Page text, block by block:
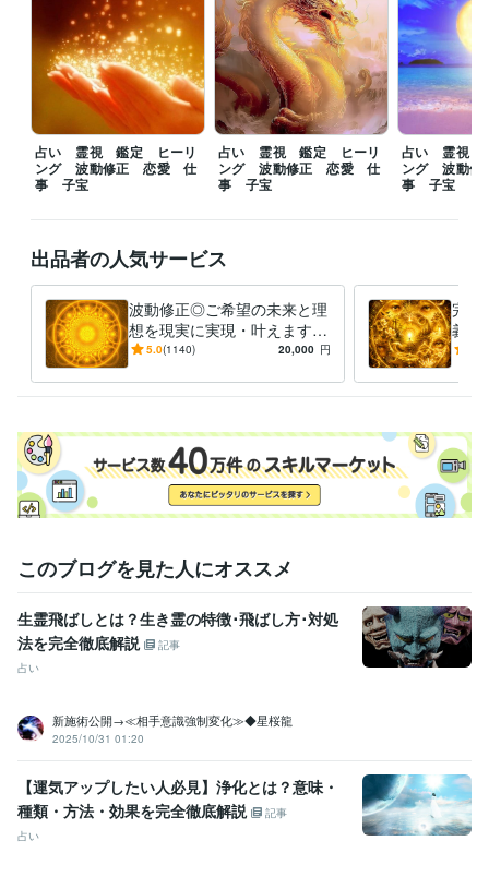
✿当日中など、お急ぎの方は、【特急便】オプションの追加をお願いし
ます。
第一最優先で鑑定及び施術をさせていただきます。
ぜひご気軽にご依頼、貴重なるご縁をいただけますと幸いです。
━━
たくさんの評価コメントをいただきありがとうございます。前向きなお
気持ちや決意を記載された方、温かいメッセージを記載して下さった方
が、１日も早く理想の現実実現を迎えられるように定期的にご支援をし
ています。焦らず一歩ずつ前進されて下さい。全力でご助言をさせてい
ご覧になっていただけますと幸いです♪
経験職種
ライフスタイル・その他 / 占い師 経験年数 : 24年
ライフスタイル・その他 / マッサージ師・セラピスト
経験年数 : 21
年
ライフスタイル・その他 / アドバイザー 経験年数 : 18年
職歴
株式会社ココナラ 2023年4月 ~ 現在
株式会社ココナラ 2023年5月 ~ 現在
株式会社ココナラ 2023年9月 ~ 現在
株式会社ココナラ
株式会社ココナラ 2024年3月 ~ 現在
株式会社ココナラ 2024年6月 ~ 現在
株式会社ココナラ 2024年9月 ~ 現在
株式会社ココナラ
株式会社ココナラ 2025年6月 ~ 現在
株式会社ココナラ
株式会社ココナラ 2026年2月 ~ 現在
株式会社ココナラ 2026年6月 ~ 現在
受賞歴
占い鑑定業が社会に与えるインパクトと経済効果について
占い 霊視 鑑定 ヒーリ
ング 波動修正 恋愛 仕
事 子宝
占い 霊視 鑑定 ヒーリ
ング 波動修正 恋愛 仕
事 子宝
占い 霊視
ング 波動
事 子宝
出品者の人気サービス
波動修正◎ご希望の未来と理
想を現実に実現・叶えます
【毎月10名様限定】仕事・恋
宝・占い
5.0(1140) 20,000 円
完全
義の
ライ
合神
このブログを見た人にオススメ
生霊飛ばしとは？生き霊の特徴･飛ばし方･対処
法を完全徹底解説
記事
占い
新施術公開→≪相手意識強制変化≫◆星桜龍
2025/10/31 01:20
【運気アップしたい人必見】浄化とは？意味・
種類・方法・効果を完全徹底解説
記事
占い